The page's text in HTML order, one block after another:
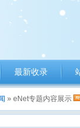
最新收录
» eNet专题内容展示